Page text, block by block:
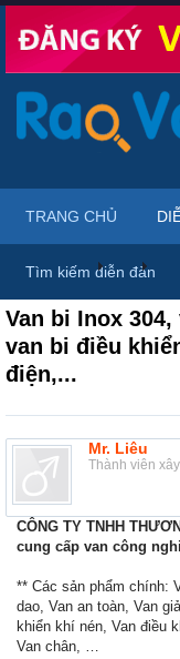
Diễn đàn ...
Van bi Inox
van bi điều
điện,...
Mr. Liêu
Thành viên
CÔNG TY TNHH
cung cấp van công
** Các sản phẩm chính:
dao, Van an toàn, Van
khiển khí nén, Van điều
Van chân, …
TRANG CHỦ
Tìm kiếm diễn đàn